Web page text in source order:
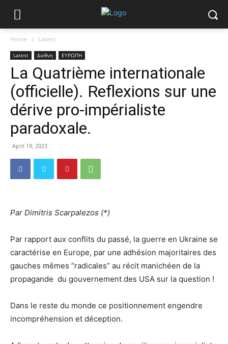
Home Latest
Latest Διεθνη ΕΥΡΩΠΗ
La Quatrième internationale
(officielle). Reflexions sur une
dérive pro-impérialiste
paradoxale.
April 19, 2023
Par Dimitris Scarpalezos (*)
Par rapport aux conflits du passé, la guerre en Ukraine se
caractérise en Europe, par une adhésion majoritaires des
gauches mêmes “radicales” au récit manichéen de la
propagande du gouvernement des USA sur la question !
Dans le reste du monde ce positionnement engendre
incompréhension et déception.